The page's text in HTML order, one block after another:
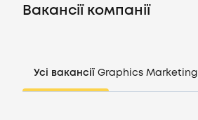
Компанії
Вакансії компанії
Усі вакансії Graphics Marketing